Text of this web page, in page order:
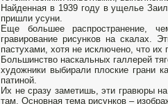
Найденная в 1939 году в ущелье
пришли усуни.
Еще большее распространение,
гравирование рисунков на скалах.
пастухами, хотя не исключено, что
Большинство наскальных галлерей
художники выбирали плоские грани
патиной.
Их не сразу заметишь, эти гравюры
там. Основная тема рисунков –